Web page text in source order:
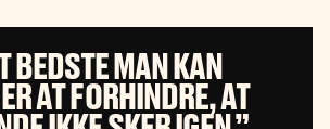
BEDSTE MAN KAN
AT FORHINDRE, AT